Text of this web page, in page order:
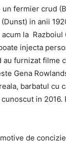
fermier crud
in anii
la Razboiul
injecta
au furnizat filme
Gena
barbatul cu
in 2016.
de